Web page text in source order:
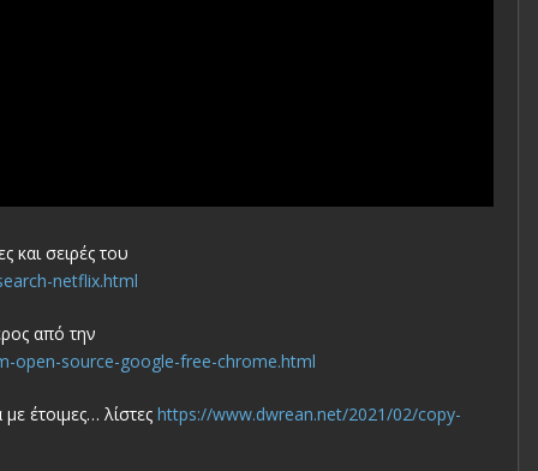
και σειρές του
netflix.html
από την
open-source-google-free-chrome.html
έτοιμες… λίστες https://www.dwrean.net/2021/02/copy-